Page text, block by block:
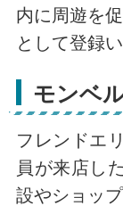
内に周遊を
として登録
モンベ
フレンドエ
員が来店し
設やショップ